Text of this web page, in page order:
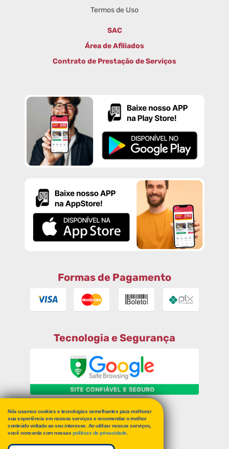
Nós usamos cookies e tecnologias semelhantes para melhorar
sua experiência em nossos serviços e recomendar o melhor
conteúdo voltado ao seu interesse. Ao utilizar nossos serviços,
você concorda com nossas políticas de privacidade.
Termos de Uso
SAC
Área de Afiliados
Contrato de Prestação de Serviços
Formas de Pagamento
Tecnologia e Segurança
RECLAME AQUI